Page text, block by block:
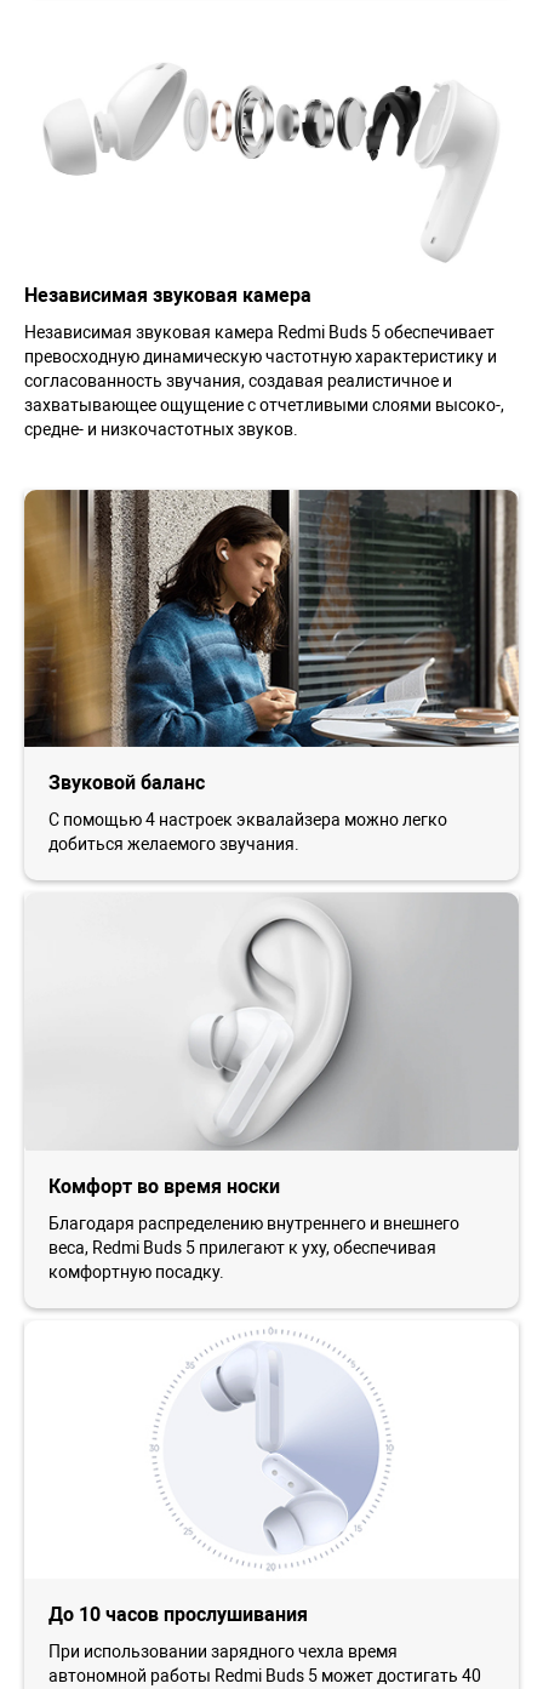
Независимая звуковая камера
Независимая звуковая камера Redmi Buds 5 обеспечивает
превосходную динамическую частотную характеристику и
согласованность звучания, создавая реалистичное и
захватывающее ощущение с отчетливыми слоями высоко-,
средне- и низкочастотных звуков.
Звуковой баланс
С помощью 4 настроек эквалайзера можно легко
добиться желаемого звучания.
Комфорт во время носки
Благодаря распределению внутреннего и внешнего
веса, Redmi Buds 5 прилегают к уху, обеспечивая
комфортную посадку.
До 10 часов прослушивания
При использовании зарядного чехла время
автономной работы Redmi Buds 5 может достигать 40